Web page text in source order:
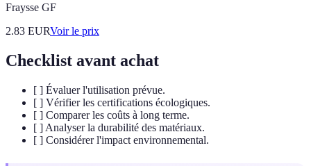
Fraysse GF
2.83 EURVoir le prix
Checklist avant achat
[ ] Évaluer l'utilisation prévue.
[ ] Vérifier les certifications écologiques.
[ ] Comparer les coûts à long terme.
[ ] Analyser la durabilité des matériaux.
[ ] Considérer l'impact environnemental.